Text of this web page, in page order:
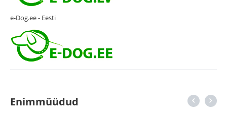
e-Dog.ee - Eesti
Enimmüüdud